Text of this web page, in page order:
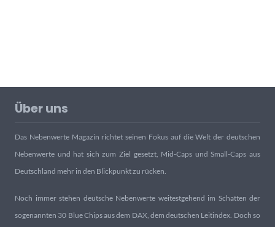
Über uns
Das Nebenwerte Magazin richtet seinen Fokus auf die Welt der deutschen
Nebenwerte und hat sich zum Ziel gesetzt, Mid-Caps und Small-Caps aus
Deutschland mehr in den Blickpunkt zu rücken.
Noch immer stehen deutsche Nebenwerte weitestgehend im Schatten der
sogenannten 30 Blue Chips aus dem DAX, dem deutschen Leitindex. Doch so